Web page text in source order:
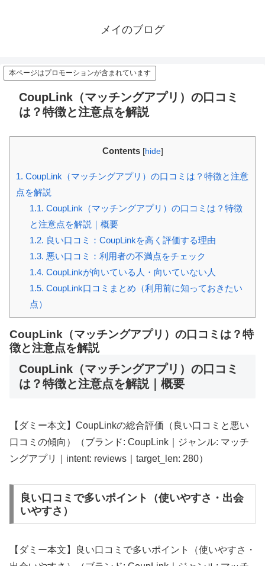
メイのブログ
本ページはプロモーションが含まれています
CoupLink（マッチングアプリ）の口コミ
は？特徴と注意点を解説
Contents [hide]
1. CoupLink（マッチングアプリ）の口コミは？特徴と注意
点を解説
1.1. CoupLink（マッチングアプリ）の口コミは？特徴
と注意点を解説｜概要
1.2. 良い口コミ：CoupLinkを高く評価する理由
1.3. 悪い口コミ：利用者の不満点をチェック
1.4. CoupLinkが向いている人・向いていない人
1.5. CoupLink口コミまとめ（利用前に知っておきたい
点）
CoupLink（マッチングアプリ）の口コミは？特
徴と注意点を解説
CoupLink（マッチングアプリ）の口コミ
は？特徴と注意点を解説｜概要
【ダミー本文】CoupLinkの総合評価（良い口コミと悪い
口コミの傾向）（ブランド: CoupLink｜ジャンル: マッチ
ングアプリ｜intent: reviews｜target_len: 280）
良い口コミで多いポイント（使いやすさ・出会
いやすさ）
【ダミー本文】良い口コミで多いポイント（使いやすさ・